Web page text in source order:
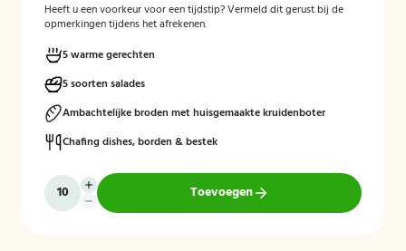
Heeft u een voorkeur voor een tijdstip? Vermeld dit gerust bij de
opmerkingen tijdens het afrekenen.
5 warme gerechten
5 soorten salades
Ambachtelijke broden met huisgemaakte kruidenboter
Chafing dishes, borden & bestek
Toevoegen